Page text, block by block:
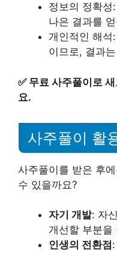
정보의 정확성
나은 결과를
개인적인 해석
이므로, 결과
✅ 무료 사주풀이로
요.
사주풀이 활
사주풀이를 받은 후
수 있을까요?
자기 개발: 자
개선할 부분을
인생의 전환점